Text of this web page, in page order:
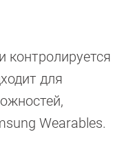
контролируется
для
Wearables.